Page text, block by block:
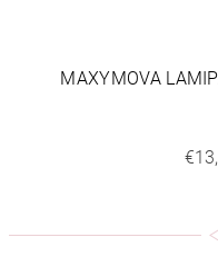
MAXYMOVA